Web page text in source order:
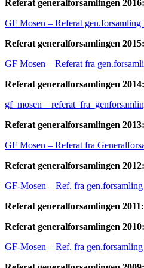
Referat generalforsamlingen 2016:
GF Mosen – Referat gen.forsamling
Referat generalforsamlingen 2015:
GF Mosen – Referat fra
Referat generalforsamlingen 2014:
Referat generalforsamlingen 2013:
GF Mosen – Referat fra
Referat generalforsamlingen 2012:
GF-Mosen – Ref. fra
Referat generalforsamlingen 2011:
Referat generalforsamlingen 2010:
GF-Mosen – Ref. fra